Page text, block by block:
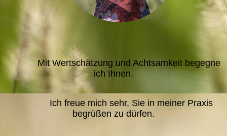
Mit Wertschätzung und Achtsamkeit begegne
ich Ihnen.
Ich freue mich sehr, Sie in meiner Praxis
begrüßen zu dürfen.